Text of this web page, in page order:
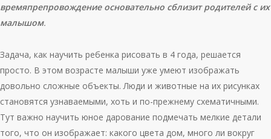
времяпрепровождение основательно сблизит родителей с их
малышом.
Задача, как научить ребенка рисовать в 4 года, решается
просто. В этом возрасте малыши уже умеют изображать
довольно сложные объекты. Люди и животные на их рисунках
становятся узнаваемыми, хоть и по-прежнему схематичными.
Тут важно научить юное дарование подмечать мелкие детали
того, что он изображает: какого цвета дом, много ли вокруг